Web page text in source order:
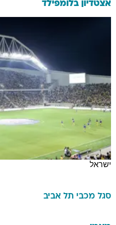
אצטדיון בלומפילד
ישראל
סגל מכבי תל אביב